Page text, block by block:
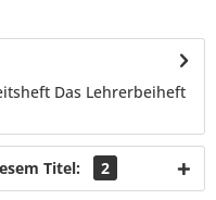
Das Lehrerbeiheft
Titel: 2